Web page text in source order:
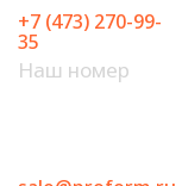
+7 (473) 270-99-
35
Наш номер